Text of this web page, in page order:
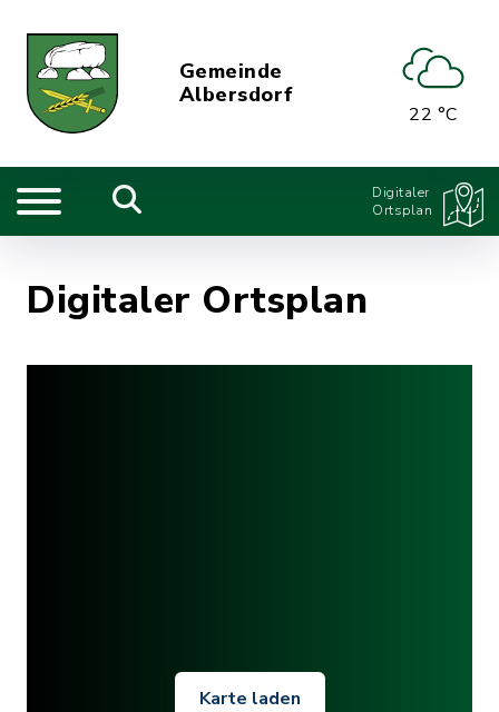
Gemeinde
Albersdorf
22 °C
Digitaler
Ortsplan
Digitaler Ortsplan
Karte laden